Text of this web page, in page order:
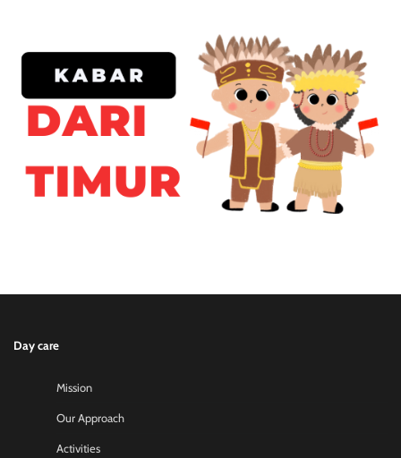
Day care
Mission
Our Approach
Activities